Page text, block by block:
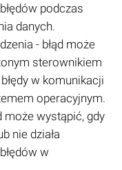
podczas
danych.
- błąd może
sterownikiem
w komunikacji
operacyjnym.
może wystąpić, gdy
nie działa
w